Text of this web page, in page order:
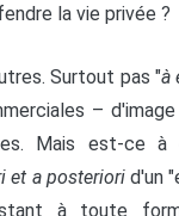
la vie privée ?
Surtout pas "à
–
Mais est-ce
et a posteriorid'un
à toute